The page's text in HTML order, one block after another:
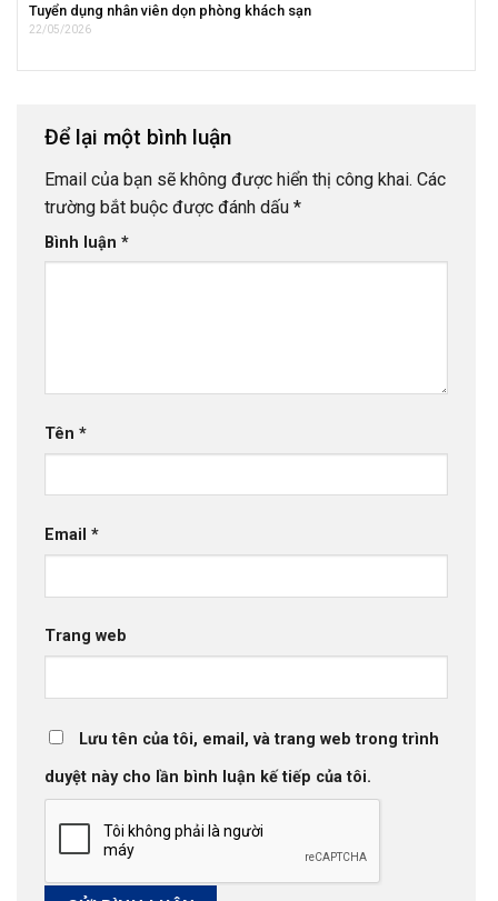
Tuyển dụng nhân viên dọn phòng khách sạn
22/05/2026
Để lại một bình luận
Email của bạn sẽ không được hiển thị công khai. Các
trường bắt buộc được đánh dấu *
Bình luận *
Tên *
Email *
Trang web
Lưu tên của tôi, email, và trang web trong trình
duyệt này cho lần bình luận kế tiếp của tôi.